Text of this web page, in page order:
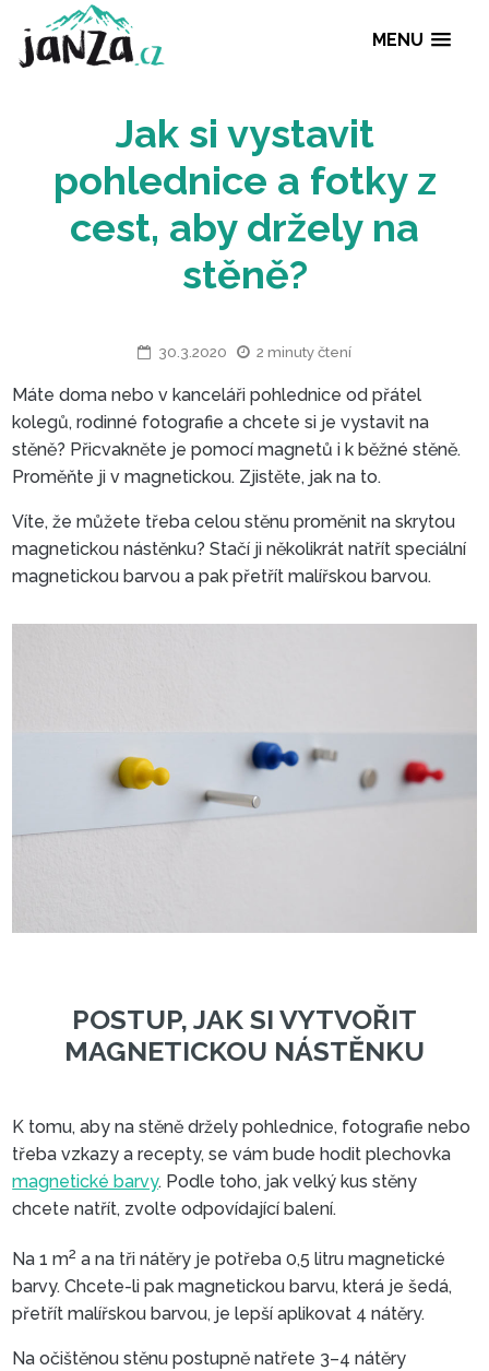
MENU
Jak si vystavit
pohlednice a fotky
cest, aby držely
30.3.2020 2 minuty čtení
Máte doma nebo v kanceláři pohlednice od přátel
kolegů, rodinné fotografie a chcete si je vystavit na
stěně? Přicvakněte je pomocí magnetů i k běžné stěně.
Proměňte ji v magnetickou. Zjistěte, jak na to.
Víte, že můžete třeba celou stěnu proměnit na skrytou
magnetickou nástěnku? Stačí ji několikrát natřít speciální
magnetickou barvou a pak přetřít malířskou barvou.
POSTUP, JAK SI
K tomu, aby na stěně držely pohlednice, fotografie nebo
třeba vzkazy a recepty, se vám bude hodit plechovka
magnetické barvy. Podle toho, jak velký kus stěny
chcete natřít, zvolte odpovídající balení.
Na 1 m2 a na tři nátěry je potřeba 0,5 litru magnetické
barvy. Chcete-li pak magnetickou barvu, která je šedá,
přetřít malířskou barvou, je lepší aplikovat 4 nátěry.
Na očištěnou stěnu postupně natřete 3–4 nátěry